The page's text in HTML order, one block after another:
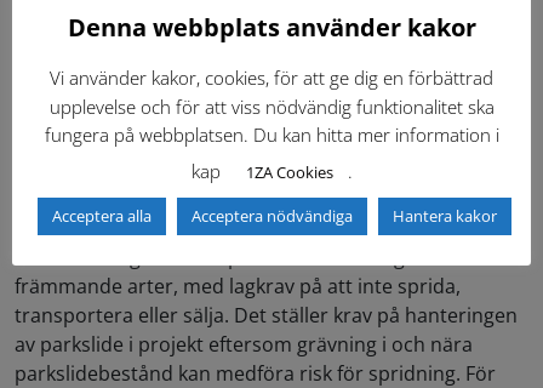
bekämpningsåtgärder.
Invasiva främmande växter på EU:s
förteckning över främmande arter
Invasiva främmande arter som finns med i EU:s
förteckning är fastighetsägaren eller förvaltaren skyldig
att bekämpa. Några vanliga växter på västkusten är
jätteloka, jättebalsamin och gul skunkkalla. Parkslide
främmande arter, med lagkrav på att inte sprida,
transportera eller sälja. Det ställer krav på hanteringen
av parkslide i projekt eftersom grävning i och nära
parkslidebestånd kan medföra risk för spridning. För
Denna webbplats använder kakor
Vi använder kakor, cookies, för att ge dig en förbättrad
upplevelse och för att viss nödvändig funktionalitet ska
fungera på webbplatsen. Du kan hitta mer information i
kap
1ZA Cookies .
Acceptera alla Acceptera nödvändiga Hantera kakor